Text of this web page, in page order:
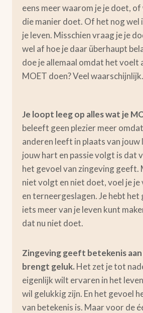
eens meer waarom je je doet,
die manier doet. Of het nog wel
je leven. Misschien vraag je je
wel af hoe je daar überhaupt
doe je allemaal omdat het voelt
MOET doen? Veel
Je loopt leeg op alles wat je
beleeft geen plezier meer
anderen leeft in plaats van jouw
jouw hart en passie volgt is dat
het gevoel van zingeving geeft.
niet volgt en niet doet, voel je
en terneergeslagen. Je hebt het
iets meer van je leven kunt
dat nu niet doet.
Zingeving geeft betekenis aan
brengt geluk. Het zet je tot
eigenlijk wilt ervaren in het
wil gelukkig zijn. En het gevoel
van betekenis is. Maar voor de